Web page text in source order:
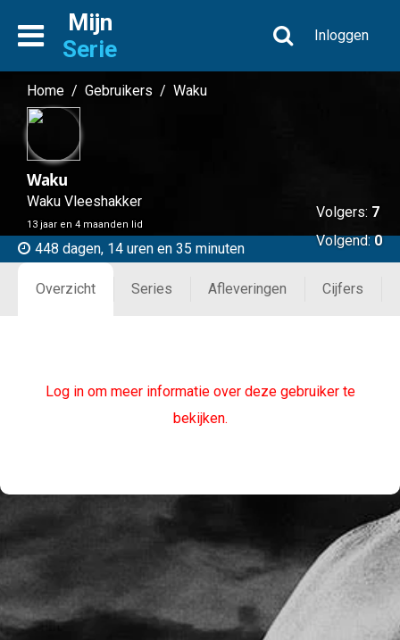
Mijn
Serie
Inloggen
Home / Gebruikers / Waku
Waku
Waku Vleeshakker
13 jaar en 4 maanden lid
448 dagen, 14 uren en 35 minuten
Volgers: 7
Volgend:0
Overzicht Series Afleveringen Cijfers
Log in om meer informatie over deze gebruiker te
bekijken.